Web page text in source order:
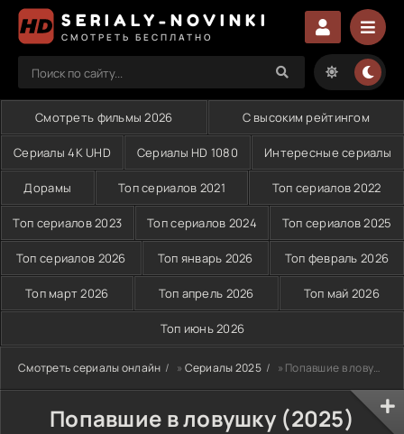
SERIALY-NOVINKI
СМОТРЕТЬ БЕСПЛАТНО
Смотреть фильмы 2026 С высоким рейтингом
Сериалы 4K UHD Сериалы HD 1080 Интересные сериалы
Дорамы Топ сериалов 2021 Топ сериалов 2022
Топ сериалов 2023 Топ сериалов 2024 Топ сериалов 2025
Топ сериалов 2026 Топ январь 2026 Топ февраль 2026
Топ март 2026 Топ апрель 2026 Топ май 2026
Топ июнь 2026
Смотреть сериалы онлайн » Сериалы 2025 » Попавшие в ловушку (2025)
Попавшие в ловушку (2025)